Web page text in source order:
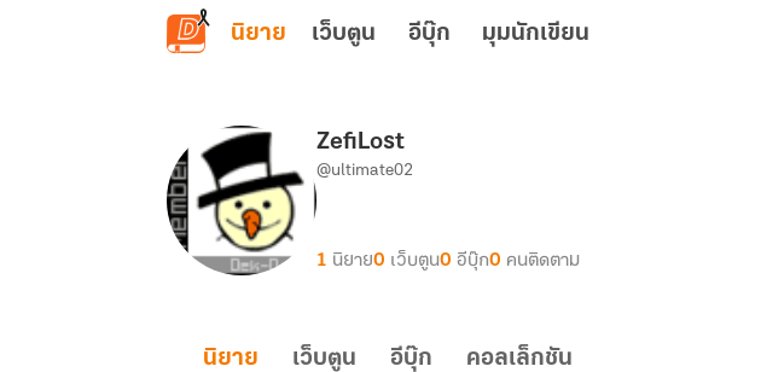
ข้ามไปยังเนื้อหาหลัก
นิยาย เว็บตูน อีบุ๊ก มุมนักเขียน
ZefiLost
@ultimate02
1 นิยาย0 เว็บตูน0 อีบุ๊ก0 คนติดตาม
นิยาย เว็บตูน อีบุ๊ก คอลเล็กชัน